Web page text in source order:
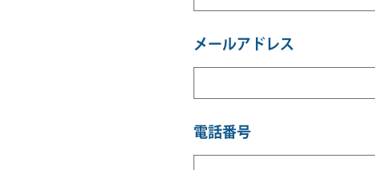
メールアドレス
電話番号